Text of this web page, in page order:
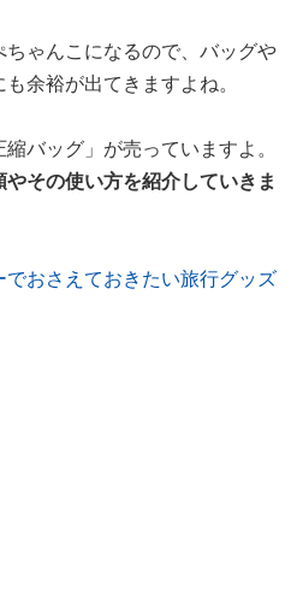
ゃんこになるので、バッグや
余裕が出てきますよね。
バッグ」が売っていますよ。
その使い方を紹介していきま
おさえておきたい旅行グッズ